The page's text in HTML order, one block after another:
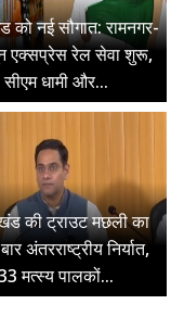
को नई सौगात: रामनगर-
एक्सप्रेस रेल सेवा शुरू,
सीएम धामी और...
की ट्राउट मछली का
अंतरराष्ट्रीय निर्यात,
मत्स्य पालकों...